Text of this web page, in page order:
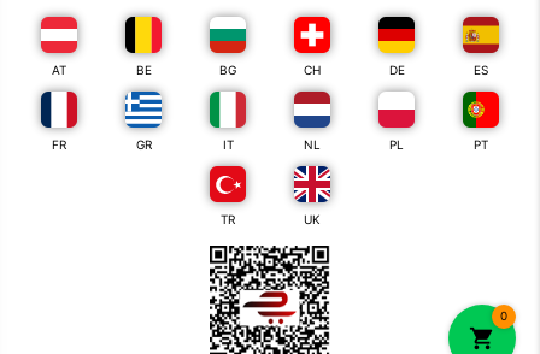
0
AT BE BG CH DE ES
FR GR IT NL PL PT
TR UK